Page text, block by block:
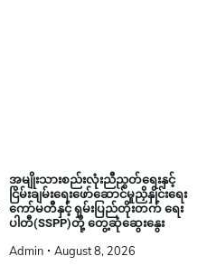
အမျိုးသားစည်းလုံးညီညွတ်ရေးနှင့်
ငြိမ်းချမ်းရေးဖော်ဆောင်မှုညှိနှိုင်းရေး
ကော်မတီနှင့် ရှမ်းပြည်တိုးတက် ရေး
ပါတီ(SSPP)တို့ တွေ့ဆုံဆွေးနွေး
Admin August 8, 2026